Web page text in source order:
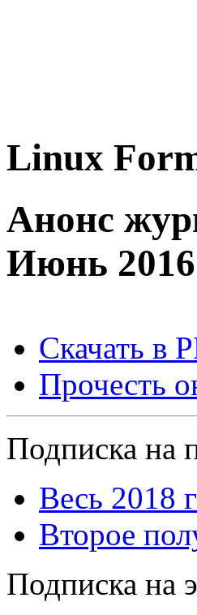
Linux
Анонс
Июнь 2016
Скачать в
Прочесть
Подписка на
Весь 2018
Второе
Подписка на